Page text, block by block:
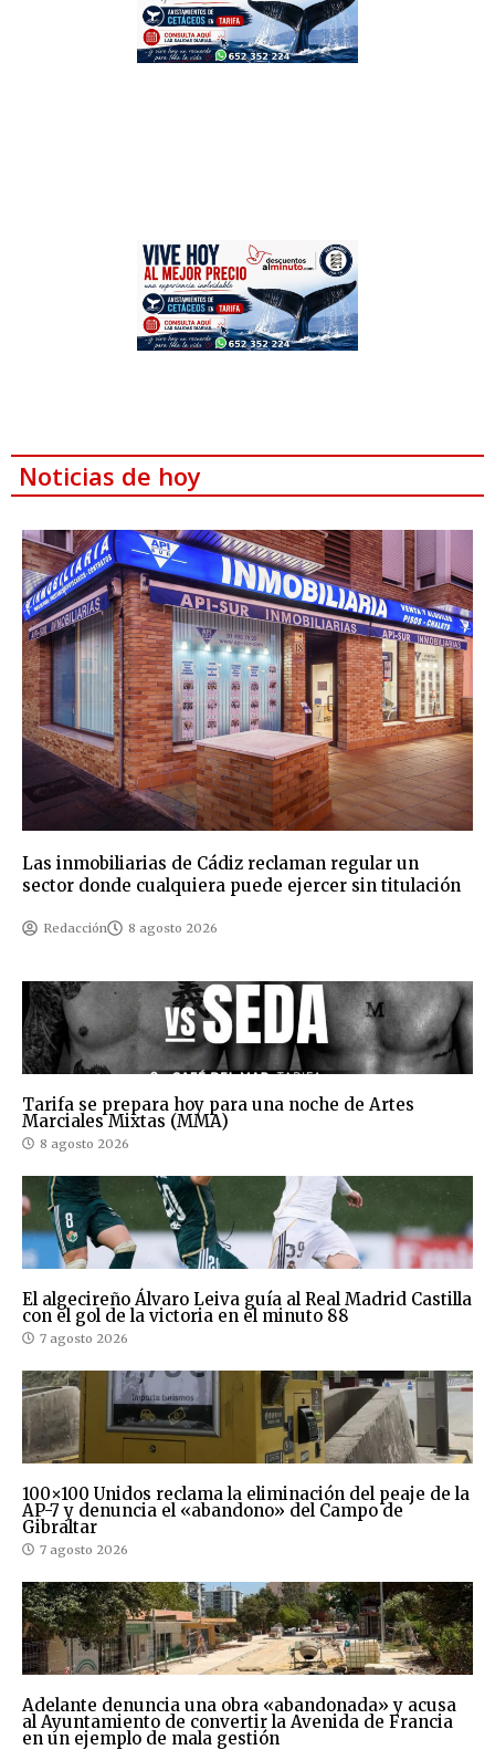
Noticias de hoy
Las inmobiliarias de Cádiz reclaman regular un
sector donde cualquiera puede ejercer sin titulación
Redacción 8 agosto 2026
Tarifa se prepara hoy para una noche de Artes
Marciales Mixtas (MMA)
8 agosto 2026
El algecireño Álvaro Leiva guía al Real Madrid Castilla
con el gol de la victoria en el minuto 88
7 agosto 2026
100×100 Unidos reclama la eliminación del peaje de la
AP-7 y denuncia el «abandono» del Campo de
Gibraltar
7 agosto 2026
Adelante denuncia una obra «abandonada» y acusa
al Ayuntamiento de convertir la Avenida de Francia
en un ejemplo de mala gestión